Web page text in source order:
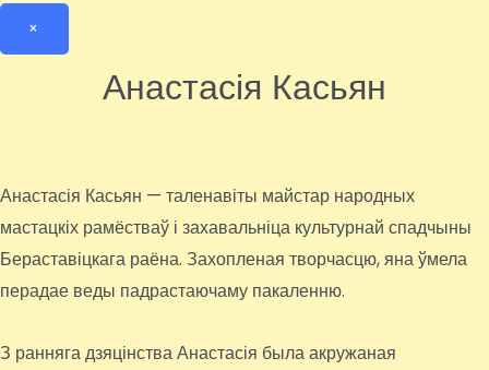
×
Анастасія Касьян
Анастасія Касьян — таленавіты майстар народных
мастацкіх рамёстваў і захавальніца культурнай спадчыны
Бераставіцкага раёна. Захопленая творчасцю, яна ўмела
перадае веды падрастаючаму пакаленню.
З ранняга дзяцінства Анастасія была акружаная